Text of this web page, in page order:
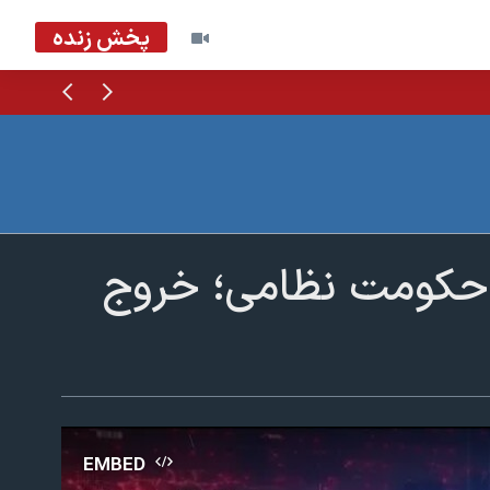
پخش زنده
قبلی
نظامی؛ خروج
EMBED